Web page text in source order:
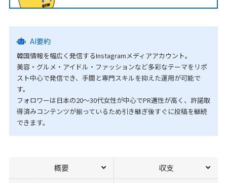
AI要約
韓国情報を幅広く発信するInstagramメディアアカウント。
美容・グルメ・アイドル・ファッションなど多彩なテーマをリポ
スト中心で発信でき、手間と専門スキルを抑えた運用が可能で
す。
フォロワーは日本の20〜30代女性が中心でPR適性が高く、許諾取
得済みコンテンツが揃っているため引き継ぎ後すぐに投稿を継続
できます。
概要 収支